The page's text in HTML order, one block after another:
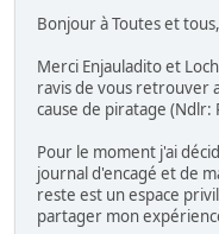
Bonjour à Toutes et tous,
Merci Enjauladito et
ravis de vous retrouver
cause de piratage (Ndlr:
Pour le moment j'ai
journal d'encagé et de
reste est un espace
partager mon